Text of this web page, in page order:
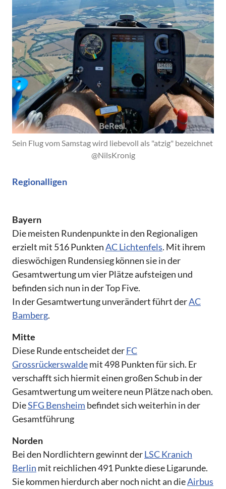
Sein Flug vom Samstag wird liebevoll als "atzig" bezeichnet
@NilsKronig
Regionalligen
Bayern
Die meisten Rundenpunkte in den Regionaligen
erzielt mit 516 PunktenAC Lichtenfels. Mit ihrem
dieswöchigen Rundensieg können sie in der
Gesamtwertung um vier Plätze aufsteigen und
befinden sich nun in der Top Five.
In der Gesamtwertung unverändert führt derAC
Bamberg.
Mitte
Diese Runde entscheidet derFC
Grossrückerswaldemit 498 Punkten für sich. Er
verschafft sich hiermit einen großen Schub in der
Gesamtwertung um weitere neun Plätze nach oben.
DieSFG Bensheim befindet sich weiterhin in der
Gesamtführung
Norden
Bei den Nordlichtern gewinnt derLSC Kranich
Berlin mit reichlichen 491 Punkte diese Ligarunde.
Sie kommen hierdurch aber noch nicht an dieAirbus